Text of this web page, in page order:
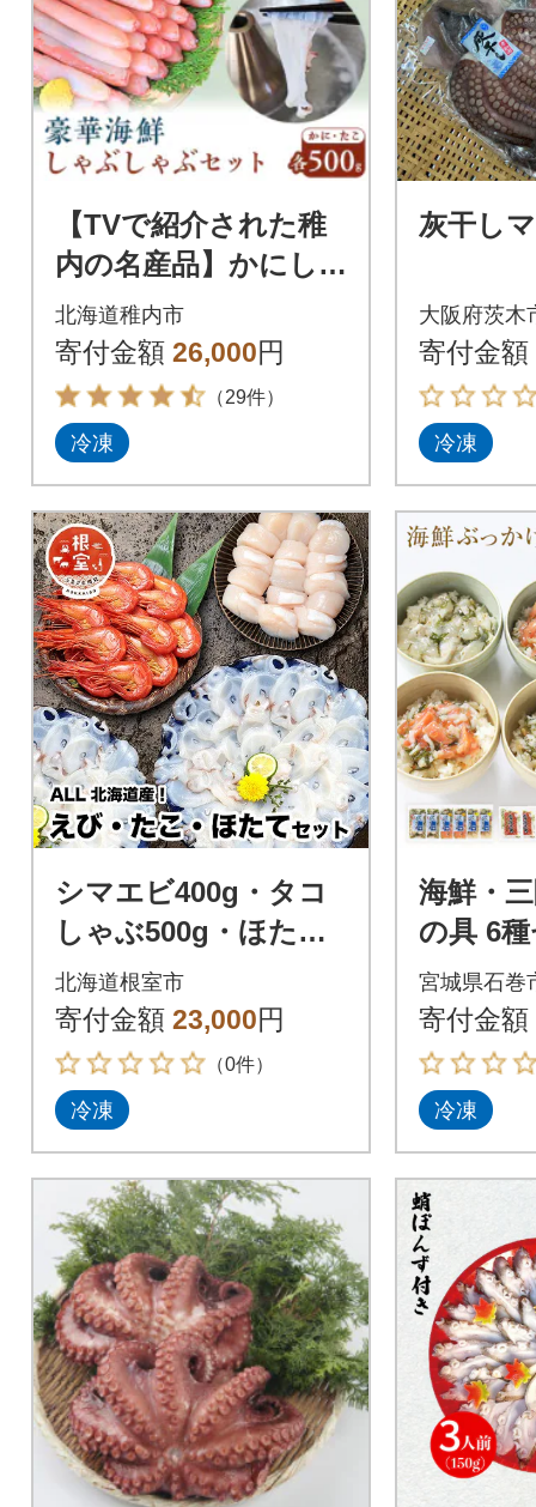
【TVで紹介された稚
内の名産品】かにし
ゃぶ&たこしゃぶ 豪
華海鮮しゃぶしゃぶ
セット
北海道稚内市
寄付金額 26,000円
（29件）
冷凍
灰干し
大阪府茨木
寄付金額
冷凍
シマエビ400g・タコ
しゃぶ500g・ほたて3
00g B-24020
北海道根室市
寄付金額 23,000円
（0件）
冷凍
海鮮・
の具 6
冷凍 サ
たて ひ
石巻
宮城県石巻
寄付金額
冷凍